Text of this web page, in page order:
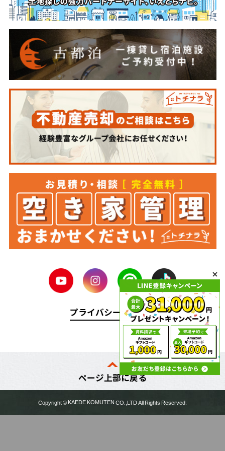
プライバシーポリシー
ページ上部に戻る
Copyright ©KAEDE KOMUTENCO.,LTD All Rights Reserved.